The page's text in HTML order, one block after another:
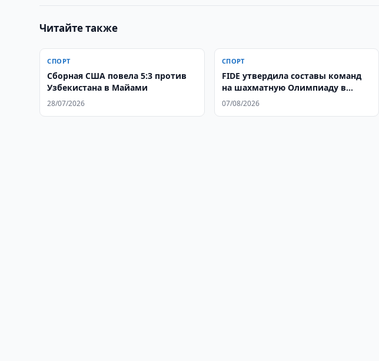
Читайте также
СПОРТ
Сборная США повела 5:3 против
Узбекистана в Майами
28/07/2026
СПОРТ
FIDE утвердила составы команд
на шахматную Олимпиаду в
Самарканде
07/08/2026